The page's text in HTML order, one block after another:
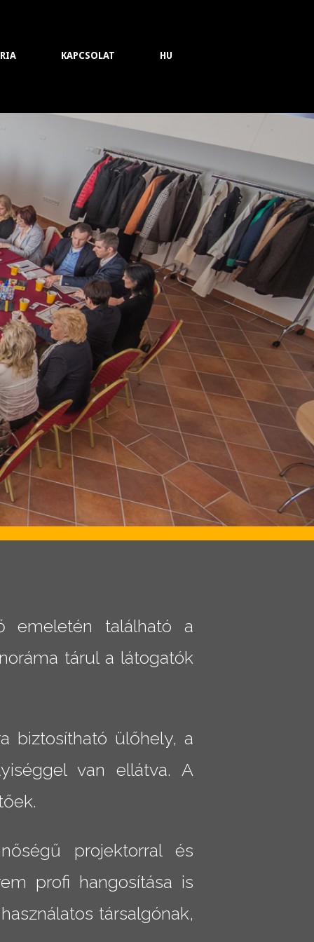
KAPCSOLAT HU
emeletén található a
tárul a látogatók
biztosítható ülőhely, a
van ellátva. A
projektorral és
profi hangosítása is
társalgónak,